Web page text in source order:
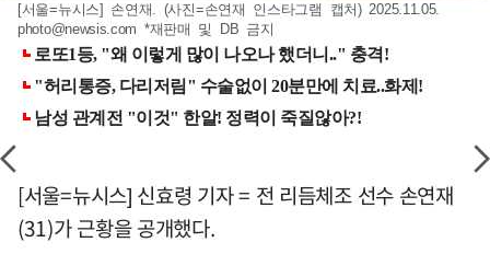
[서울=뉴시스] 손연재. (사진=손연재 인스타그램 캡처) 2025.11.05.
photo@newsis.com *재판매 및 DB 금지
[서울=뉴시스] 신효령 기자 = 전 리듬체조 선수 손연재
(31)가 근황을 공개했다.